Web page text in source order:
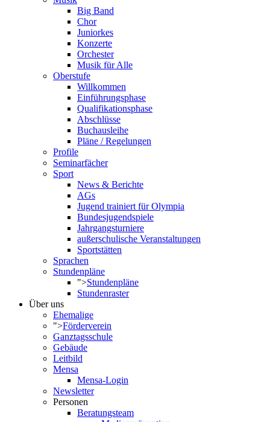
Big Band
Chor
Juniorkes
Konzerte
Orchester
Musik für Alle
Oberstufe
Willkommen
Einführungsphase
Qualifikationsphase
Abschlüsse
Buchausleihe
Pläne / Regelungen
Profile
Seminarfächer
Sport
News & Berichte
AGs
Jugend trainiert für Olympia
Bundesjugendspiele
Jahrgangsturniere
außerschulische Veranstaltungen
Sportstätten
Sprachen
Stundenpläne
">Stundenpläne
Stundenraster
Über uns
Ehemalige
">Förderverein
Ganztagsschule
Gebäude
Leitbild
Mensa
Mensa-Login
Newsletter
Personen
Beratungsteam